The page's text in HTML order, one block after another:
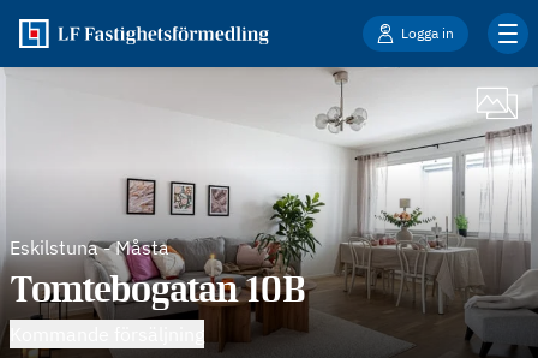
Logga in
Eskilstuna-Måsta
Tomtebogatan 10B